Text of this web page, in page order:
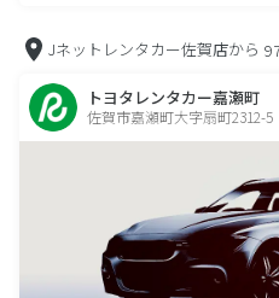
Jネットレンタカー佐賀店から
トヨタレンタカー嘉瀬町
佐賀市嘉瀬町大字扇町2312-5